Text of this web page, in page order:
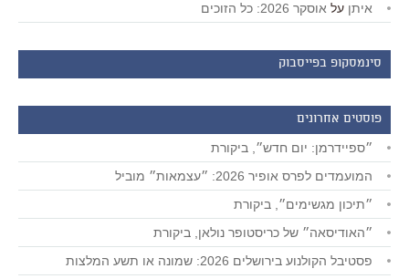
איתן על אוסקר 2026: כל הזוכים
סינמסקופ בפייסבוק
פוסטים אחרונים
״ספיידרמן: יום חדש״, ביקורת
המועמדים לפרס אופיר 2026: ״עצמאות״ מוביל
״תיכון מגשימים״, ביקורת
״האודיסאה״ של כריסטופר נולאן, ביקורת
פסטיבל הקולנוע בירושלים 2026: שמונה או תשע המלצות